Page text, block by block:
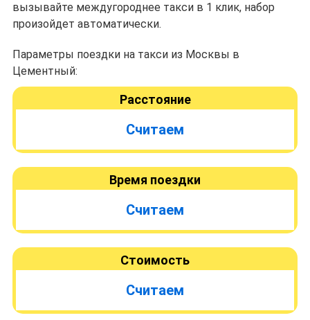
вызывайте междугороднее такси в 1 клик, набор
произойдет автоматически.
Параметры поездки на такси из Москвы в
Цементный:
Расстояние
Считаем
Время поездки
Считаем
Стоимость
Считаем